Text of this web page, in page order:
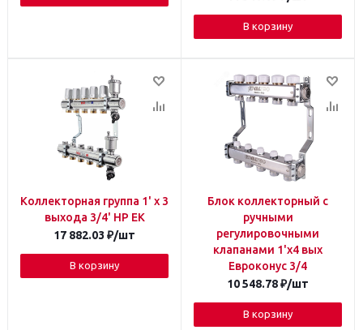
В корзину
Коллекторная группа 1' х 3
выхода 3/4' НР EK
17 882.03 ₽/шт
В корзину
Блок коллекторный с
ручными
регулировочными
клапанами 1'х4 вых
Евроконус 3/4
10 548.78₽/шт
В корзину